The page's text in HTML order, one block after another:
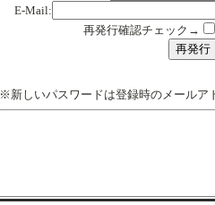
E-Mail:
再発行確認チェック→
※新しいパスワードは登録時のメールア